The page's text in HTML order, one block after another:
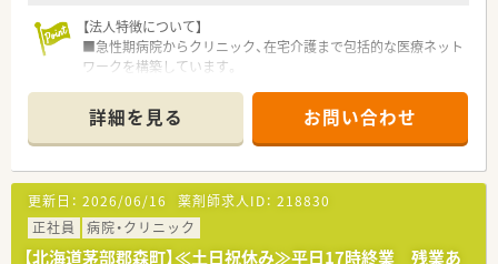
【法人特徴について】
■急性期病院からクリニック、在宅介護まで包括的な医療ネット
ワークを構築しています。
献し続けています。
■首都圏に複数の病院やクリニックを展開しており、安定した経
営基盤が魅力です。
【求人情報について】
■ご経験5年モデルで年収450万円、スキルに応じて最大600万
円まで検討可能です。
■年間休日は111日ですが、2027年度までに117日へ増加する予
詳細を見る お問い合わせ
更新日： 2026/06/16 薬剤師求人ID： 218830
正社員
病院・クリニック
【北海道茅部郡森町】≪土日祝休み≫平日17時終業 残業あ